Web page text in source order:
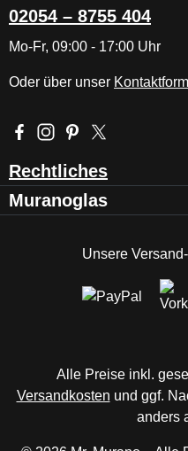
02054 – 8755 404
Mo-Fr, 09:00 - 17:00 Uhr
Oder über unser
Besuche uns auf Facebook
Schau auf Instagram
Lass dich auf
Folge uns auf
Rechtliches
Muranoglas
Unsere
Alle Preise inkl.
Versandkosten und ggf.
anders